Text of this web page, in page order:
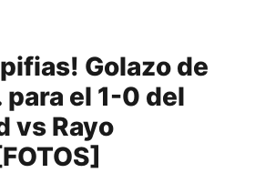
pifias! Golazo de
el 1-0 del
vs Rayo